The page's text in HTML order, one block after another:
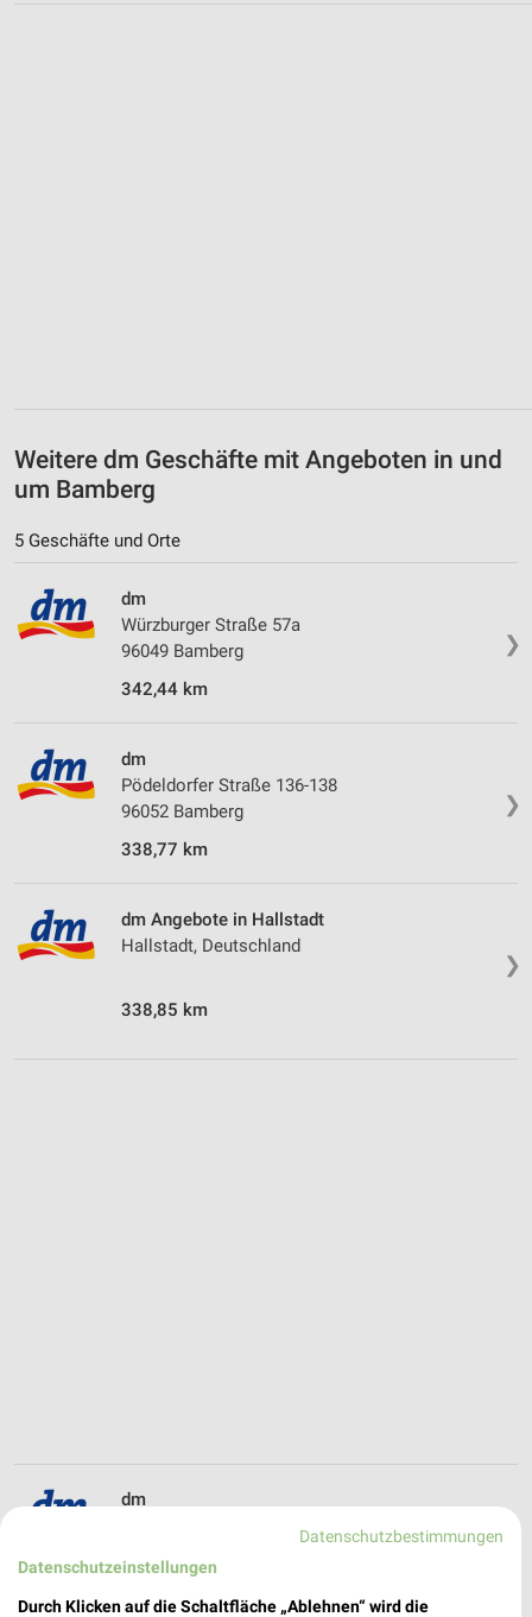
Weitere dm Geschäfte mit Angeboten in und
um Bamberg
5 Geschäfte und Orte
❯
dm
Würzburger Straße 57a
96049 Bamberg
342,44 km
❯
dm
Pödeldorfer Straße 136-138
96052 Bamberg
338,77 km
❯
dm Angebote in Hallstadt
Hallstadt, Deutschland
338,85 km
dm
Datenschutzbestimmungen
Datenschutzeinstellungen
Durch Klicken auf die Schaltfläche „Ablehnen“ wird die